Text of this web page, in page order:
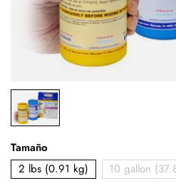
Tamaño
2 lbs (0.91 kg)
10 gallon